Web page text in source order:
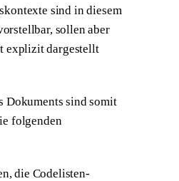
sind in diesem
sollen aber
explizit dargestellt
Dokuments sind somit
folgenden
die Codelisten-